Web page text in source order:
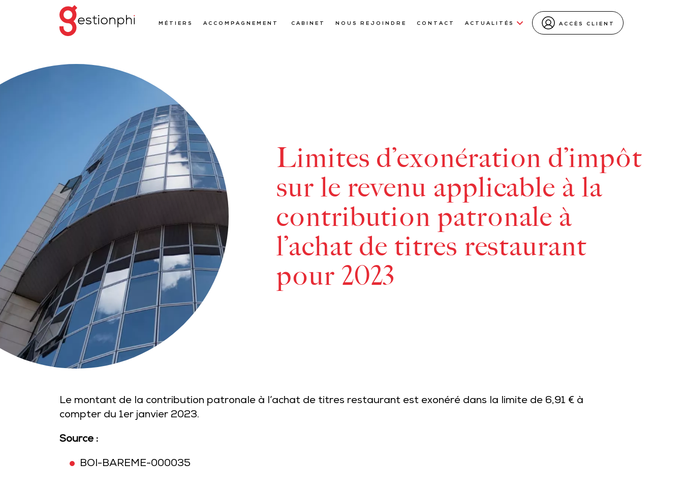
MÉTIERS ACCOMPAGNEMENT CABINET NOUS REJOINDRE CONTACT ACTUALITÉS ACCÈS CLIENT
Limites d’exonération d’impôt
sur le revenu applicable à la
contribution patronale à
l’achat de titres restaurant
pour 2023
Le montant de la contribution patronale à l’achat de titres restaurant est exonéré dans la limite de 6,91 € à
compter du 1er janvier 2023.
Source :
BOI-BAREME-000035